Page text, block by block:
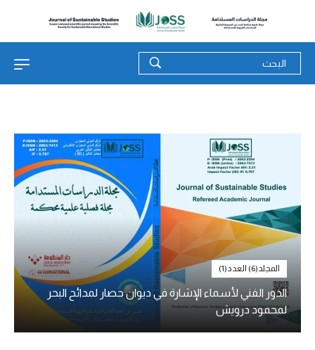
المجلد(6) العدد(1)
الدور الفني لأسماء الإشارة في ديوان حصار لمدائح البحر
لمحمود درويش